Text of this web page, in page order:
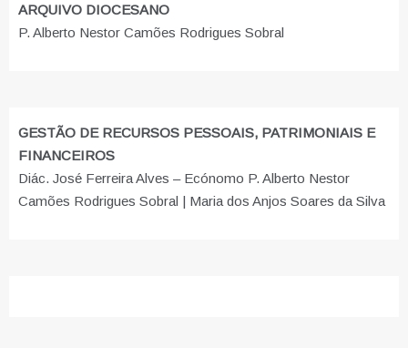
ARQUIVO DIOCESANO
P. Alberto Nestor Camões Rodrigues Sobral
GESTÃO DE RECURSOS PESSOAIS, PATRIMONIAIS E
FINANCEIROS
Diác. José Ferreira Alves – Ecónomo P. Alberto Nestor
Camões Rodrigues Sobral | Maria dos Anjos Soares da Silva